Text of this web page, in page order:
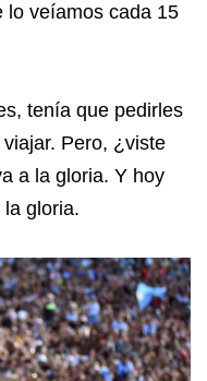
lo veíamos cada 15
tenía que pedirles
Pero, ¿viste
a la gloria. Y hoy
gloria.